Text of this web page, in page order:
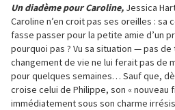
Un diadème pour Caroline, Jessica
Caroline n’en croit pas ses oreilles : sa
fasse passer pour la petite amie d’un
pourquoi pas ? Vu sa situation — pas
changement de vie ne lui ferait pas de
pour quelques semaines… Sauf que,
croise celui de Philippe, son « nouveau
immédiatement sous son charme